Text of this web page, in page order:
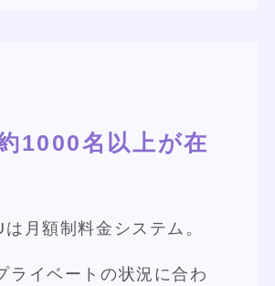
1000名以上が在
月額制料金システム。
ライベートの状況に合わ